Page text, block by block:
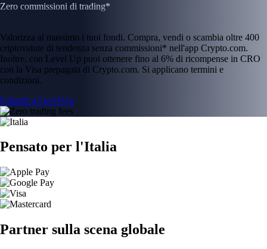
Zero commissioni di trading*
Valorizza al massimo i tuoi fondi. Compra, vendi o scambia oltre 400
criptovalute di tendenza senza commissioni* nell'app Crypto.com.
Inoltre, con Level Up puoi ottenere fino al 6% di ricompense in CRO
con la Visa prepagata di Crypto.com. Si applicano termini e
condizioni.
Unisciti a Level Up
Pensato per l'Italia
Partner sulla scena globale